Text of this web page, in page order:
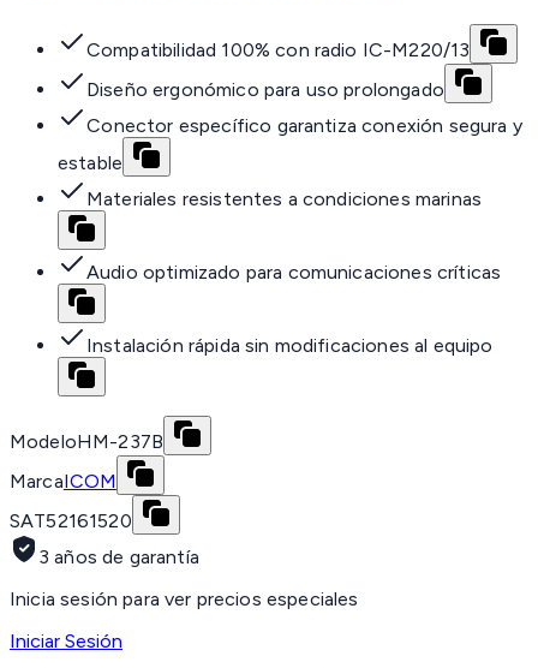
Compatibilidad 100% con radio IC-M220/13
Diseño ergonómico para uso prolongado
Conector específico garantiza conexión segura y
estable
Materiales resistentes a condiciones marinas
Audio optimizado para comunicaciones críticas
Instalación rápida sin modificaciones al equipo
ModeloHM-237B
MarcaICOM
SAT52161520
3 años de garantía
Inicia sesión para ver precios especiales
Iniciar Sesión